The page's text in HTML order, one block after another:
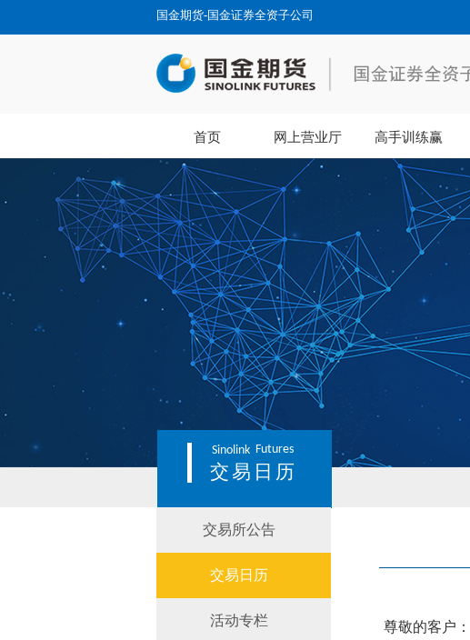
国金期货-国金证券全资子公司
首页 网上营业厅 高手训练赢
Sinolink Futures
交易日历
交易所公告
交易日历
活动专栏 尊敬的客户：